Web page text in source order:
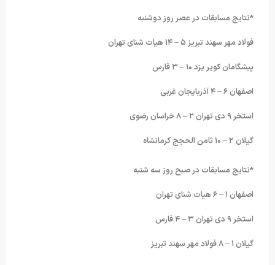
*نتایج مسابقات در عصر روز دوشنبه
فولاد مهر سهند تبریز ۵ – ۱۴ هیات شنای تهران
پیشگامان کویر یزد ۱۰ – ۳ فارس
اصفهان ۶ – ۴ آذربایجان غربی
استخر ۹ دی تهران ۲ – ۸ خراسان رضوی
گیلان ۲ – ۱۰ ثامن الحجج کرمانشاه
*نتایج مسابقات در صبح روز سه شنبه
اصفهان ۱ – ۶ هیات شنای تهران
استخر ۹ دی تهران ۳ – ۴ فارس
گیلان ۱ – ۸ فولاد مهر سهند تبریز